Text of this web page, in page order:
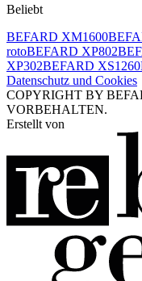
Beliebt
BEFARD XM1600
rotoBEFARD XP802
XP302BEFARD XS1260
Datenschutz und Cookies
COPYRIGHT BY
VORBEHALTEN.
Erstellt von